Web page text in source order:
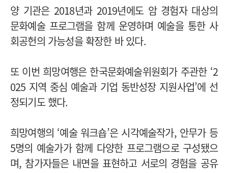
양 기관은 2018년과 2019년에도 암 경험자 대상의
문화예술 프로그램을 함께 운영하며 예술을 통한 사
회공헌의 가능성을 확장한 바 있다.
또 이번 희망여행은 한국문화예술위원회가 주관한 ‘2
025 지역 중심 예술과 기업 동반성장 지원사업’에 선
정되기도 했다.
희망여행의 ‘예술 워크숍’은 시각예술작가, 안무가 등
5명의 예술가가 함께 다양한 프로그램으로 구성됐으
며, 참가자들은 내면을 표현하고 서로의 경험을 공유